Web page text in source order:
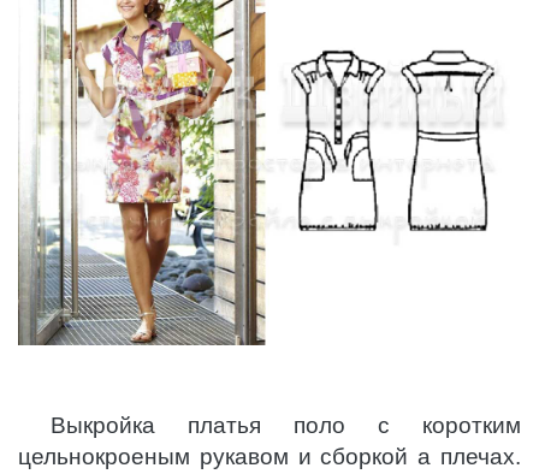
Выкройка платья поло с коротким
цельнокроеным рукавом и сборкой а плечах.